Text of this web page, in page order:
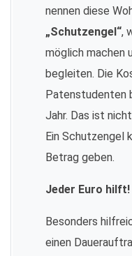
nennen diese
„Schutzengel“,
möglich machen
begleiten. Die
Patenstudenten
Jahr. Das ist
Ein Schutzengel
Betrag geben.
Jeder Euro hilft!
Besonders
einen